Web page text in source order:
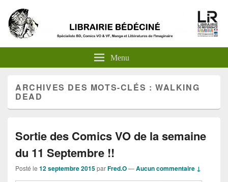
Menu
ARCHIVES DES MOTS-CLÉS :WALKING
DEAD
Sortie des Comics VO de la semaine
du 11 Septembre !!
Posté le 12 septembre 2015parFred.O—Aucun commentaire ↓